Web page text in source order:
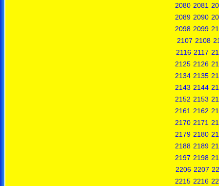
2080 2081
2089 2090
2098 2099
2107 2108
2116 2117
2125 2126
2134 2135
2143 2144
2152 2153
2161 2162
2170 2171
2179 2180
2188 2189
2197 2198
2206 2207
2215 2216